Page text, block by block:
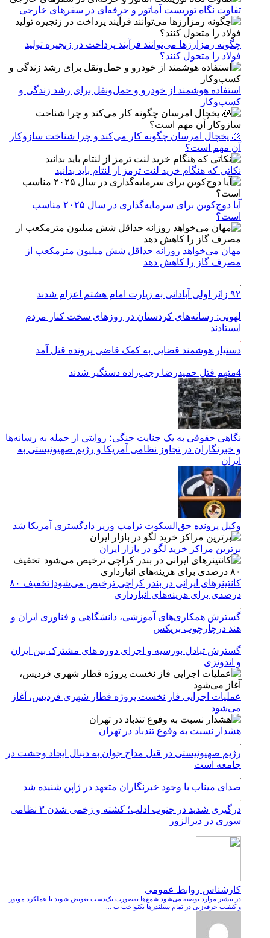
تفاوت نگاه توریست آماتور و حرفه‌ای در سفرهای خارجی
چگونه رمزارزها می‌توانند فرآیند پرداخت در زنجیره تولید
فولاد را متحول کنند؟
استفاده هوشمند از خودرو و حمل‌ونقل برای رشد زندگی و
کسب‌وکار
🧊 یخچال امرسان چگونه کار می‌کند و چرا شناخت سازوکار
آن مهم است؟
نکاتی که هنگام خرید لنت ترمز از لنتام باید بدانید
آیا دوج‌کوین برای سرمایه‌گذاری در سال ۲۰۲۵ مناسب
است؟
مهان می‌خواهد روزانه حداقل شش میلیون مترمکعب از
مصرف گاز را کاهش دهد
۹۲ زائر اولی آبادانی به زیارت امام هشتم اعزام شدند
لهونی: رسانه‌های کردستان در روزهای سخت کنار مردم
ایستادند
دستیار هوشمند قضایی به کمک قاضی پرونده قتل آمد
4متهم قتل حمیدرضا رجب‌زاده دستگیر شدند
نگاهی حقوقی به یک جنایت جنگی؛ روایتی از حمله به رسانه‌ها
و خبرنگاران در تجاوز نظامی آمریکا و رژیم صهیونیستی به
ایران
وکیل پرونده حق‌السکوت ترامپ وزیر دادگستری آمریکا شد
برترین مراکز خرید لگو در بازار ایران
کانتینرهای ایرانی در بندر کراچی ترخیص می‌شود| تخفیف ۸۰
درصدی برای هزینه‌های انبارداری
گسترش همکاری‌های آموزشی، دانشگاهی و فناوری ایران و
هند درچارچوب بریکس
گسترش تبادل بورسیه و اجرای دوره های مشترک بین ایران
و اندونزی
عملیات اجرایی فاز نخست پروژه قطار شهری فردیس، آغاز
می‌شود
هشدار نسبت به وفوع تندباد در تهران
رژیم صهیونیستی در قتل مداح جوان به دنبال ایجاد وحشت در
جامعه است
صدای میناب با وجود خبرنگاران متعهد در ژاپن شنیده شد
درگیری شدید در جنوب ادلب؛ کشته و زخمی شدن ۳ نظامی
سوری در دیرالزور
کارشناس روابط عمومی
در بیشتر موارد توصیه می‌شود شمع‌ها به‌صورت یک‌دست تعویض شوند تا عملکرد موتور
و کیفیت جرقه‌زنی در تمام سیلندرها یکنواخت ب ...